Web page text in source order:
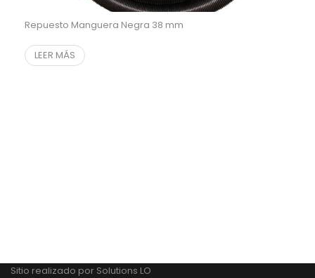
Repuesto Manguera Negra 38 mm
LEER MÁS
Sitio realizado por Solutions LO